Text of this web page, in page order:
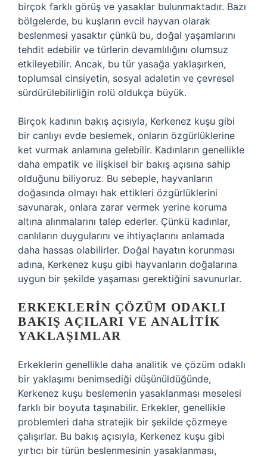
birçok farklı görüş ve yasaklar bulunmaktadır. Bazı
bölgelerde, bu kuşların evcil hayvan olarak
beslenmesi yasaktır çünkü bu, doğal yaşamlarını
tehdit edebilir ve türlerin devamlılığını olumsuz
etkileyebilir. Ancak, bu tür yasağa yaklaşırken,
toplumsal cinsiyetin, sosyal adaletin ve çevresel
sürdürülebilirliğin rolü oldukça büyük.
Birçok kadının bakış açısıyla, Kerkenez kuşu gibi
bir canlıyı evde beslemek, onların özgürlüklerine
ket vurmak anlamına gelebilir. Kadınların genellikle
daha empatik ve ilişkisel bir bakış açısına sahip
olduğunu biliyoruz. Bu sebeple, hayvanların
doğasında olmayı hak ettikleri özgürlüklerini
savunarak, onlara zarar vermek yerine koruma
altına alınmalarını talep ederler. Çünkü kadınlar,
canlıların duygularını ve ihtiyaçlarını anlamada
daha hassas olabilirler. Doğal hayatın korunması
adına, Kerkenez kuşu gibi hayvanların doğalarına
uygun bir şekilde yaşaması gerektiğini savunurlar.
ERKEKLERIN ÇÖZÜM ODAKLI
BAKIŞ AÇILARI VE ANALITIK
YAKLAŞIMLAR
Erkeklerin genellikle daha analitik ve çözüm odaklı
bir yaklaşımı benimsediği düşünüldüğünde,
Kerkenez kuşu beslemenin yasaklanması meselesi
farklı bir boyuta taşınabilir. Erkekler, genellikle
problemleri daha stratejik bir şekilde çözmeye
çalışırlar. Bu bakış açısıyla, Kerkenez kuşu gibi
yırtıcı bir türün beslenmesinin yasaklanması,